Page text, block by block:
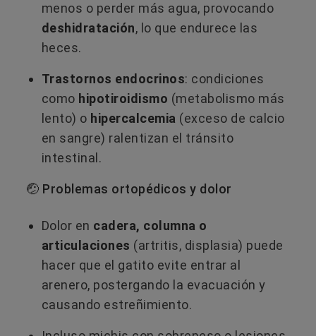
menos o perder más agua, provocando
deshidratación, lo que endurece las
heces.
Trastornos endocrinos: condiciones
como hipotiroidismo (metabolismo más
lento) o hipercalcemia (exceso de calcio
en sangre) ralentizan el tránsito
intestinal.
🤕 Problemas ortopédicos y dolor
Dolor en cadera, columna o
articulaciones (artritis, displasia) puede
hacer que el gatito evite entrar al
arenero, postergando la evacuación y
causando estreñimiento.